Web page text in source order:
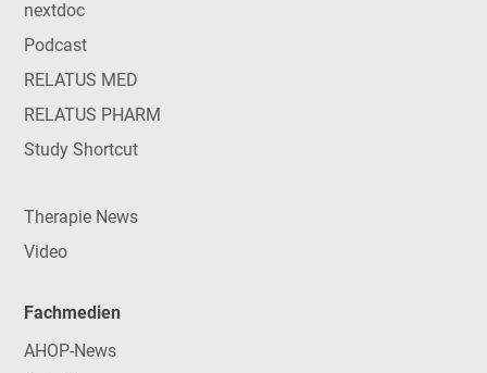
nextdoc
Podcast
RELATUS MED
RELATUS PHARM
Study Shortcut
Therapie News
Video
Fachmedien
AHOP-News